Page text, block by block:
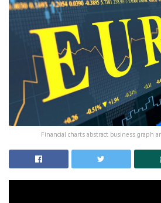
Financial charts abstract business graph